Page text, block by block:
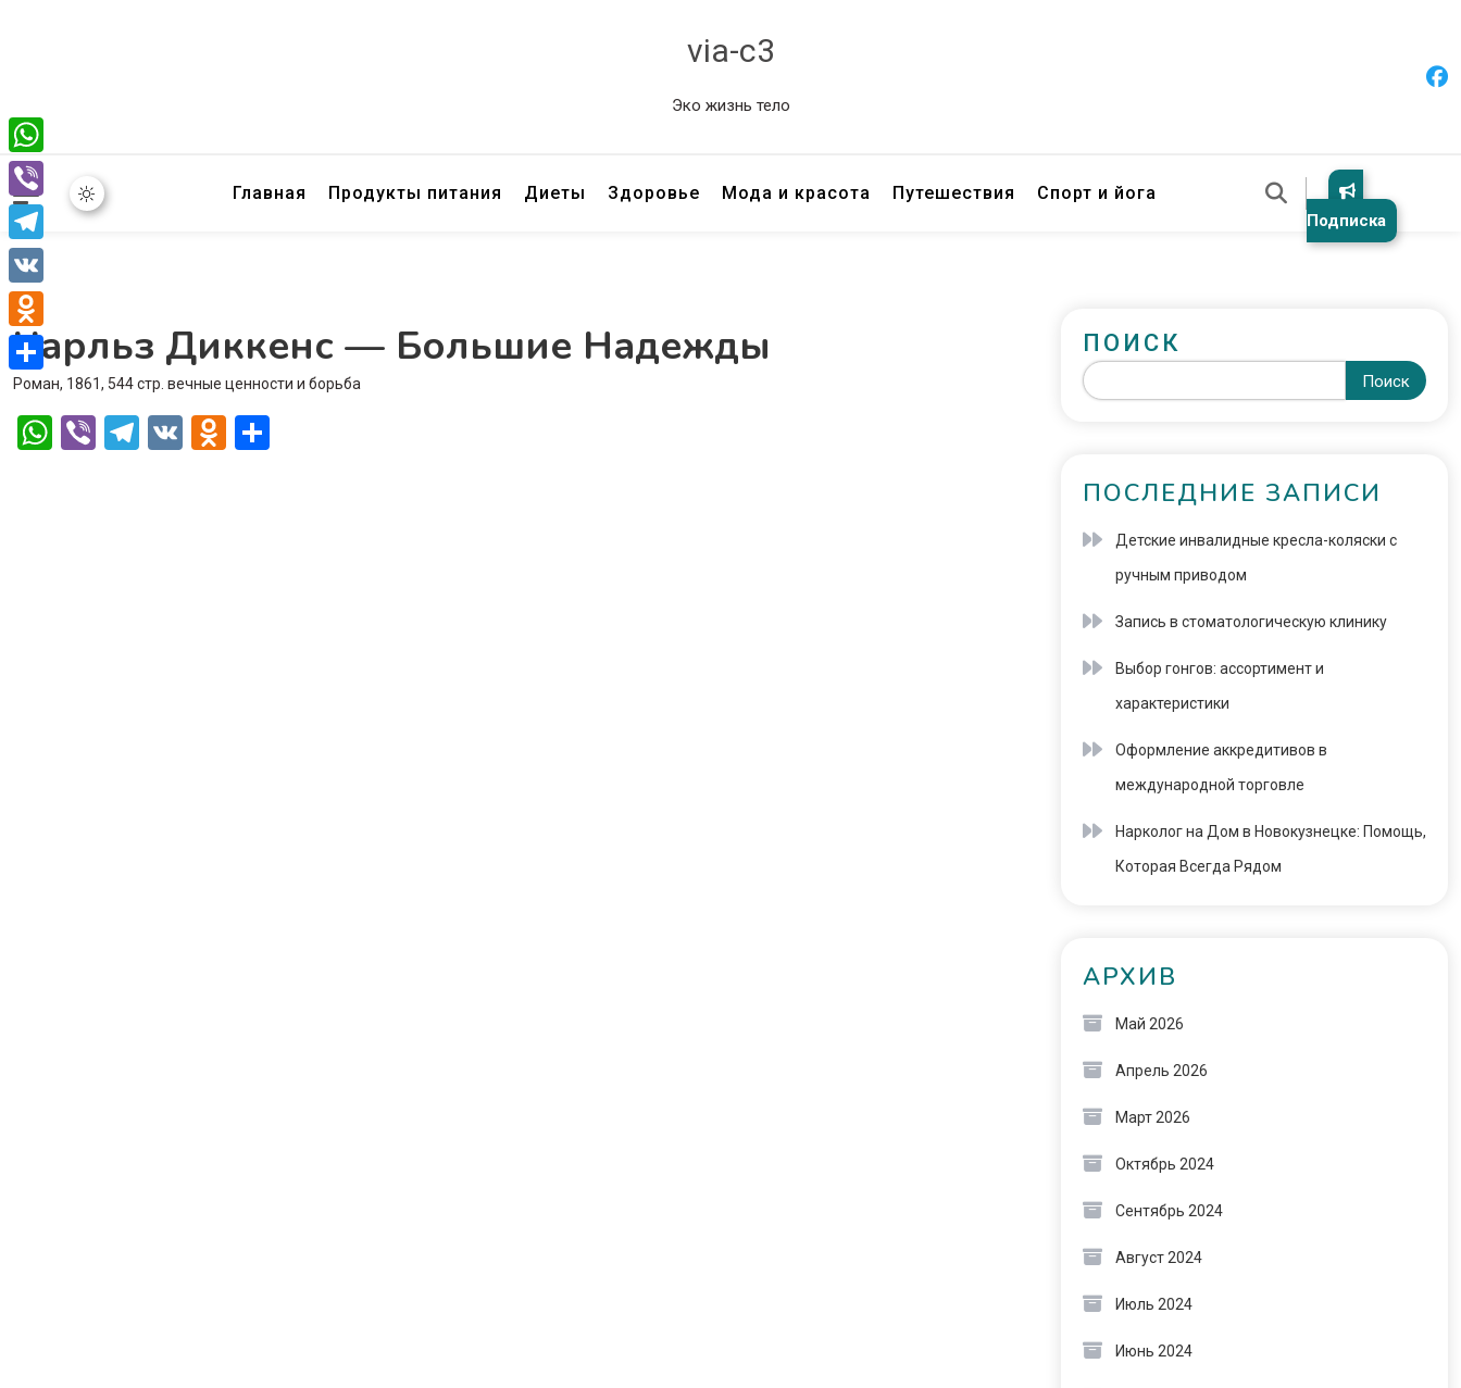
via-c3
Эко жизнь тело
Главная Продукты питания Диеты Здоровье Мода и красота Путешествия Спорт и йога
Подписка
Чарльз Диккенс — Большие Надежды
Роман, 1861, 544 стр. вечные ценности и борьба
WhatsApp
ViberTelegram
VK Odnoklassniki
ПОИСК
Поиск
ПОСЛЕДНИЕ ЗАПИСИ
Детские инвалидные кресла-коляски с
ручным приводом
Запись в стоматологическую клинику
Выбор гонгов: ассортимент и
характеристики
Оформление аккредитивов в
международной торговле
Нарколог на Дом в Новокузнецке: Помощь,
Которая Всегда Рядом
АРХИВ
Май 2026
Апрель 2026
Март 2026
Октябрь 2024
Сентябрь 2024
Август 2024
Июль 2024
Июнь 2024
WhatsApp
Viber
Telegram
VK
Odnoklassniki
Отправить